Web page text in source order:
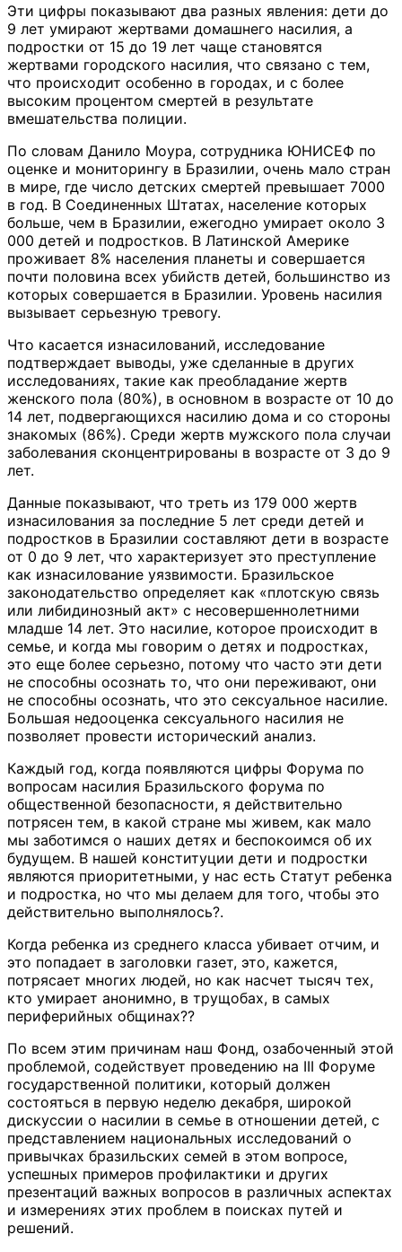
Эти цифры показывают два разных явления: дети до
9 лет умирают жертвами домашнего насилия, а
подростки от 15 до 19 лет чаще становятся
жертвами городского насилия, что связано с тем,
что происходит особенно в городах, и с более
высоким процентом смертей в результате
вмешательства полиции.
По словам Данило Моура, сотрудника ЮНИСЕФ по
оценке и мониторингу в Бразилии, очень мало стран
в мире, где число детских смертей превышает 7000
в год. В Соединенных Штатах, население которых
больше, чем в Бразилии, ежегодно умирает около 3
000 детей и подростков. В Латинской Америке
проживает 8% населения планеты и совершается
почти половина всех убийств детей, большинство из
которых совершается в Бразилии. Уровень насилия
вызывает серьезную тревогу.
Что касается изнасилований, исследование
подтверждает выводы, уже сделанные в других
исследованиях, такие как преобладание жертв
женского пола (80%), в основном в возрасте от 10 до
14 лет, подвергающихся насилию дома и со стороны
знакомых (86%). Среди жертв мужского пола случаи
заболевания сконцентрированы в возрасте от 3 до 9
лет.
Данные показывают, что треть из 179 000 жертв
изнасилования за последние 5 лет среди детей и
подростков в Бразилии составляют дети в возрасте
от 0 до 9 лет, что характеризует это преступление
как изнасилование уязвимости. Бразильское
законодательство определяет как «плотскую связь
или либидинозный акт» с несовершеннолетними
младше 14 лет. Это насилие, которое происходит в
семье, и когда мы говорим о детях и подростках,
это еще более серьезно, потому что часто эти дети
не способны осознать то, что они переживают, они
не способны осознать, что это сексуальное насилие.
Большая недооценка сексуального насилия не
позволяет провести исторический анализ.
Каждый год, когда появляются цифры Форума по
вопросам насилия Бразильского форума по
общественной безопасности, я действительно
потрясен тем, в какой стране мы живем, как мало
мы заботимся о наших детях и беспокоимся об их
будущем. В нашей конституции дети и подростки
являются приоритетными, у нас есть Статут ребенка
и подростка, но что мы делаем для того, чтобы это
действительно выполнялось?.
Когда ребенка из среднего класса убивает отчим, и
это попадает в заголовки газет, это, кажется,
потрясает многих людей, но как насчет тысяч тех,
кто умирает анонимно, в трущобах, в самых
периферийных общинах??
По всем этим причинам наш Фонд, озабоченный этой
проблемой, содействует проведению на III Форуме
государственной политики, который должен
состояться в первую неделю декабря, широкой
дискуссии о насилии в семье в отношении детей, с
представлением национальных исследований о
привычках бразильских семей в этом вопросе,
успешных примеров профилактики и других
презентаций важных вопросов в различных аспектах
и измерениях этих проблем в поисках путей и
решений.